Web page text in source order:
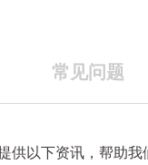
常见问题
供以下资讯，帮助